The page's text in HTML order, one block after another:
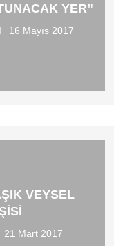
YER”
16 Mayıs 2017
VEYSEL
21 Mart 2017